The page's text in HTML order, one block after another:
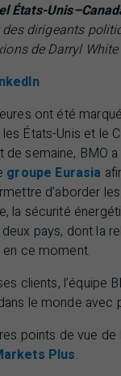
États-
des dirigeants
de Darryl
ont été
États-Unis et le
de semaine, BMO
groupe Eurasia
d’aborder
la sécurité
pays, dont la
en ce moment.
clients, l’équipe
le monde avec
points de vue
Plus.